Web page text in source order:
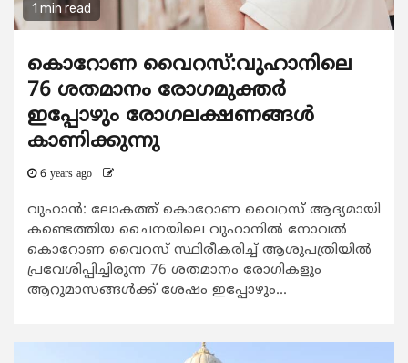
1 min read
കൊറോണ വൈറസ്:വുഹാനിലെ
76 ശതമാനം രോഗമുക്തർ
ഇപ്പോഴും രോഗലക്ഷണങ്ങൾ
കാണിക്കുന്നു
6 years ago
വുഹാൻ: ലോകത്ത് കൊറോണ വൈറസ് ആദ്യമായി
കണ്ടെത്തിയ ചൈനയിലെ വുഹാനിൽ നോവൽ
കൊറോണ വൈറസ് സ്ഥിരീകരിച്ച് ആശുപത്രിയിൽ
പ്രവേശിപ്പിച്ചിരുന്ന 76 ശതമാനം രോഗികളും
ആറുമാസങ്ങൾക്ക് ശേഷം ഇപ്പോഴും...